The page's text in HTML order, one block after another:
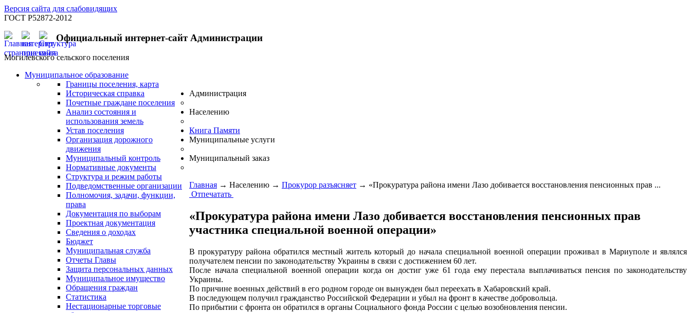
Версия сайта для слабовидящих
ГОСТ Р52872-2012
Официальный интернет-сайт Администрации
Могилевского сельского поселения
Муниципальное образование
Границы поселения, карта
Историческая справка
Почетные граждане поселения
Анализ состояния и
использования земель
Устав поселения
Организация дорожного
движения
Муниципальный контроль
Администрация
Нормативные документы
Структура и режим работы
Подведомственные организации
Полномочия, задачи, функции,
права
Документация по выборам
Проектная документация
Сведения о доходах
Бюджет
Муниципальная служба
Отчеты Главы
Защита персональных данных
Муниципальное имущество
Обращения граждан
Статистика
Нестационарные торговые
Населению
Книга Памяти
Муниципальные услуги
Муниципальный заказ
Главная → Населению → Прокурор разъясняет → «Прокуратура района имени Лазо добивается восстановления пенсионных прав ...
Отпечатать
«Прокуратура района имени Лазо добивается восстановления пенсионных прав
участника специальной военной операции»
В прокуратуру района обратился местный житель который до начала специальной военной операции проживал в Мариуполе и являлся
получателем пенсии по законодательству Украины в связи с достижением 60 лет.
После начала специальной военной операции когда он достиг уже 61 года ему перестала выплачиваться пенсия по законодательству
Украины.
По причине военных действий в его родном городе он вынужден был переехать в Хабаровский край.
В последующем получил гражданство Российской Федерации и убыл на фронт в качестве добровольца.
По прибытии с фронта он обратился в органы Социального фонда России с целью возобновления пенсии.